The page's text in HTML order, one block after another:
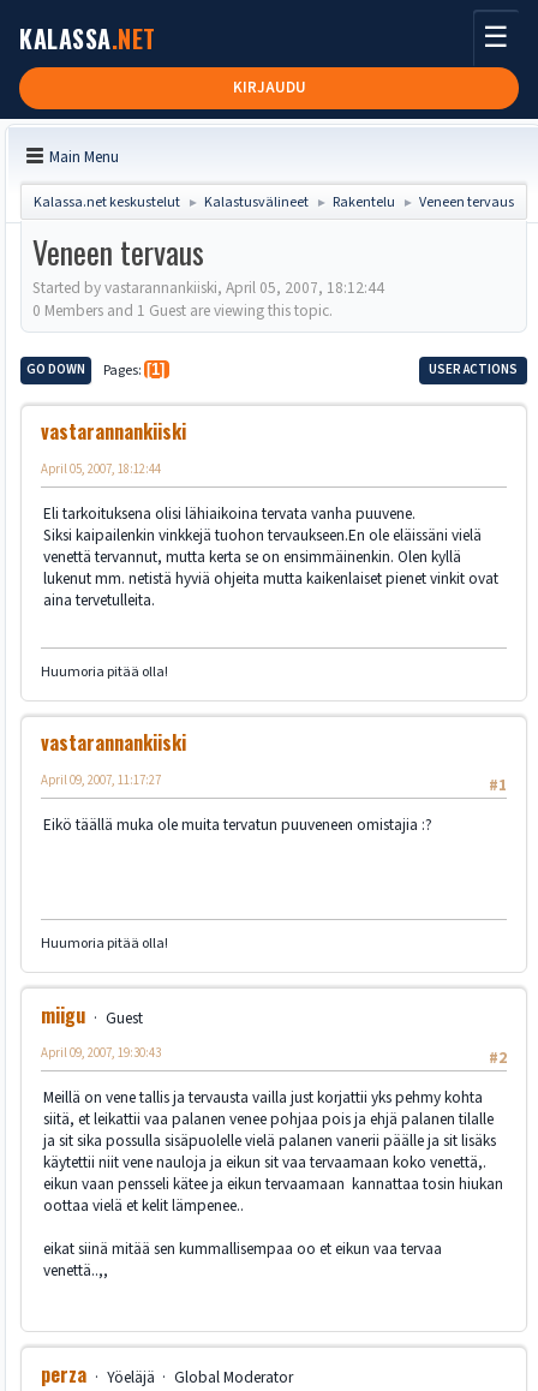
KALASSA.NET
KIRJAUDU
☰
Main Menu
Kalassa.net keskustelut ► Kalastusvälineet ► Rakentelu ► Veneen tervaus
Veneen tervaus
Started by vastarannankiiski, April 05, 2007, 18:12:44
0 Members and 1 Guest are viewing this topic.
GO DOWN Pages 1 USER ACTIONS
vastarannankiiski
April 05, 2007, 18:12:44
Eli tarkoituksena olisi lähiaikoina tervata vanha puuvene.
Siksi kaipailenkin vinkkejä tuohon tervaukseen.En ole eläissäni vielä
venettä tervannut, mutta kerta se on ensimmäinenkin. Olen kyllä
lukenut mm. netistä hyviä ohjeita mutta kaikenlaiset pienet vinkit ovat
aina tervetulleita.
Huumoria pitää olla!
vastarannankiiski
#1
April 09, 2007, 11:17:27
Eikö täällä muka ole muita tervatun puuveneen omistajia :?
Huumoria pitää olla!
miigu
Guest
#2
April 09, 2007, 19:30:43
Meillä on vene tallis ja tervausta vailla just korjattii yks pehmy kohta
siitä, et leikattii vaa palanen venee pohjaa pois ja ehjä palanen tilalle
ja sit sika possulla sisäpuolelle vielä palanen vanerii päälle ja sit lisäks
käytettii niit vene nauloja ja eikun sit vaa tervaamaan koko venettä,.
eikun vaan pensseli kätee ja eikun tervaamaan kannattaa tosin hiukan
oottaa vielä et kelit lämpenee..
eikat siinä mitää sen kummallisempaa oo et eikun vaa tervaa
venettä..,,
perza Yöeläjä
Global Moderator